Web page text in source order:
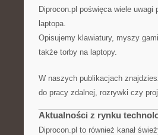
Diprocon.pl poświęca wiele
laptopa.
Opisujemy klawiatury, myszy
także torby na laptopy.
W naszych publikacjach
do pracy zdalnej, rozrywki czy
Aktualności z rynku
Diprocon.pl to również kanał